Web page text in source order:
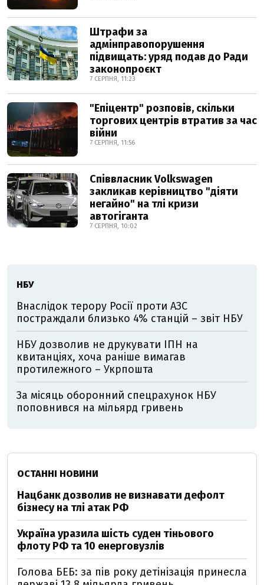
Штрафи за
адмінправопорушення
підвищать: уряд подав до Ради
законопроєкт
7 СЕРПНЯ, 11:23
"Епіцентр" розповів, скільки
торгових центрів втратив за час
війни
7 СЕРПНЯ, 11:56
Співвласник Volkswagen
закликав керівництво "діяти
негайно" на тлі кризи
автогіганта
7 СЕРПНЯ, 10:02
НБУ
Внаслідок терору Росії проти АЗС
постраждали близько 4% станцій – звіт НБУ
НБУ дозволив не друкувати ІПН на
квитанціях, хоча раніше вимагав
протилежного – Укрпошта
За місяць оборонний спецрахунок НБУ
поповнився на мільярд гривень
ОСТАННІ НОВИНИ
Нацбанк дозволив не визнавати дефолт
бізнесу на тлі атак РФ
Україна уразила шість суден тіньового
флоту РФ та 10 енерговузлів
Голова БЕБ: за пів року детінізація принесла